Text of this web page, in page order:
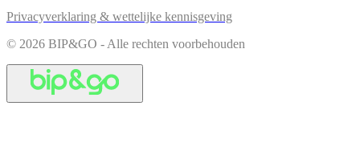
Privacyverklaring & wettelijke kennisgeving
© 2026 BIP&GO - Alle rechten voorbehouden